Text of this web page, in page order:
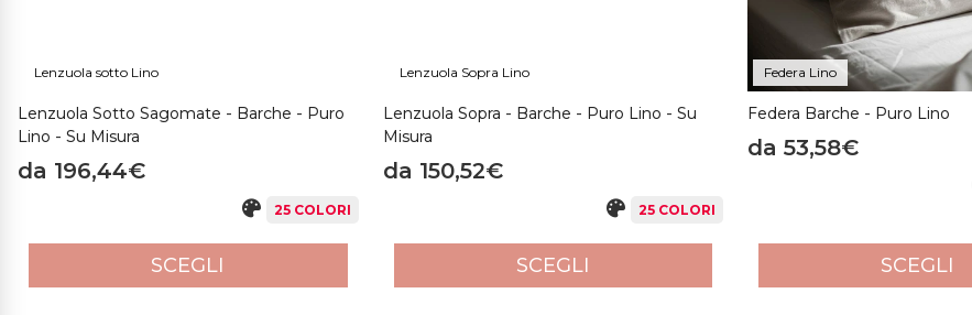
Lenzuola sotto Lino
Lenzuola Sotto Sagomate - Barche - Puro
Lino - Su Misura
da 196,44€
25 COLORI
SCEGLI
Lenzuola Sopra Lino
Lenzuola Sopra - Barche - Puro Lino - Su
Misura
da 150,52€
25 COLORI
SCEGLI
Federa Lino
Federa Barche - Puro Lino
da 53,58€
SCEGLI